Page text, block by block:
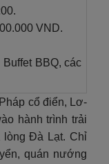
VND.
BBQ, các
cổ điển, Lơ-
hành trình trải
lòng Đà Lạt. Chỉ
quán nướng